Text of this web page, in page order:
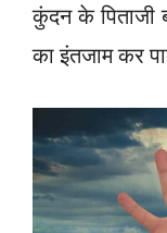
कुंदन के
का इंतजाम कर